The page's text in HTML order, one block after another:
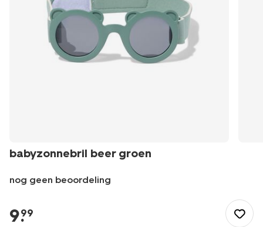
babyzonnebril beer groen
nog geen beoordeling
badpakken-
zwembroeken/accessoires/babyzonnebril-
9.
99